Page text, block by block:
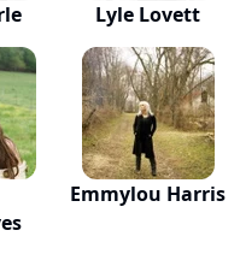
Lyle Lovett
Emmylou Harris